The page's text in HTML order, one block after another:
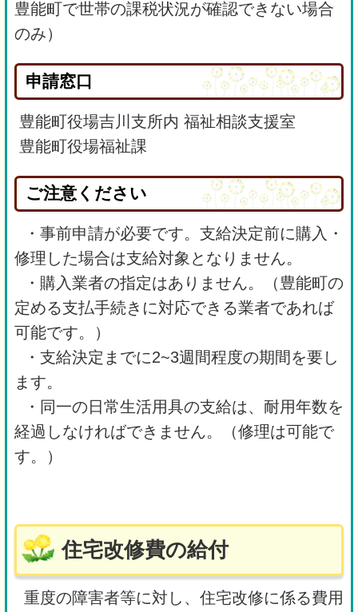
豊能町で世帯の課税状況が確認できない場合
のみ）
申請窓口
豊能町役場吉川支所内 福祉相談支援室
豊能町役場福祉課
ご注意ください
・事前申請が必要です。支給決定前に購入・
修理した場合は支給対象となりません。
・購入業者の指定はありません。（豊能町の
定める支払手続きに対応できる業者であれば
可能です。）
・支給決定までに2~3週間程度の期間を要し
ます。
・同一の日常生活用具の支給は、耐用年数を
経過しなければできません。（修理は可能で
す。）
住宅改修費の給付
重度の障害者等に対し、住宅改修に係る費用